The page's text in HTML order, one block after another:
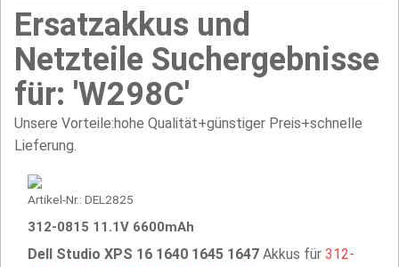
Ersatzakkus und
Netzteile Suchergebnisse
für: 'W298C'
Unsere Vorteile:hohe Qualität+günstiger Preis+schnelle
Lieferung.
Artikel-Nr.: DEL2825
312-0815 11.1V 6600mAh
Dell Studio XPS 16 1640 1645 1647 Akkus für 312-